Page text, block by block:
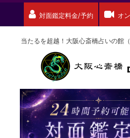
対面鑑定料金/予約 オ
当たるを超越！大阪心斎橋占いの館